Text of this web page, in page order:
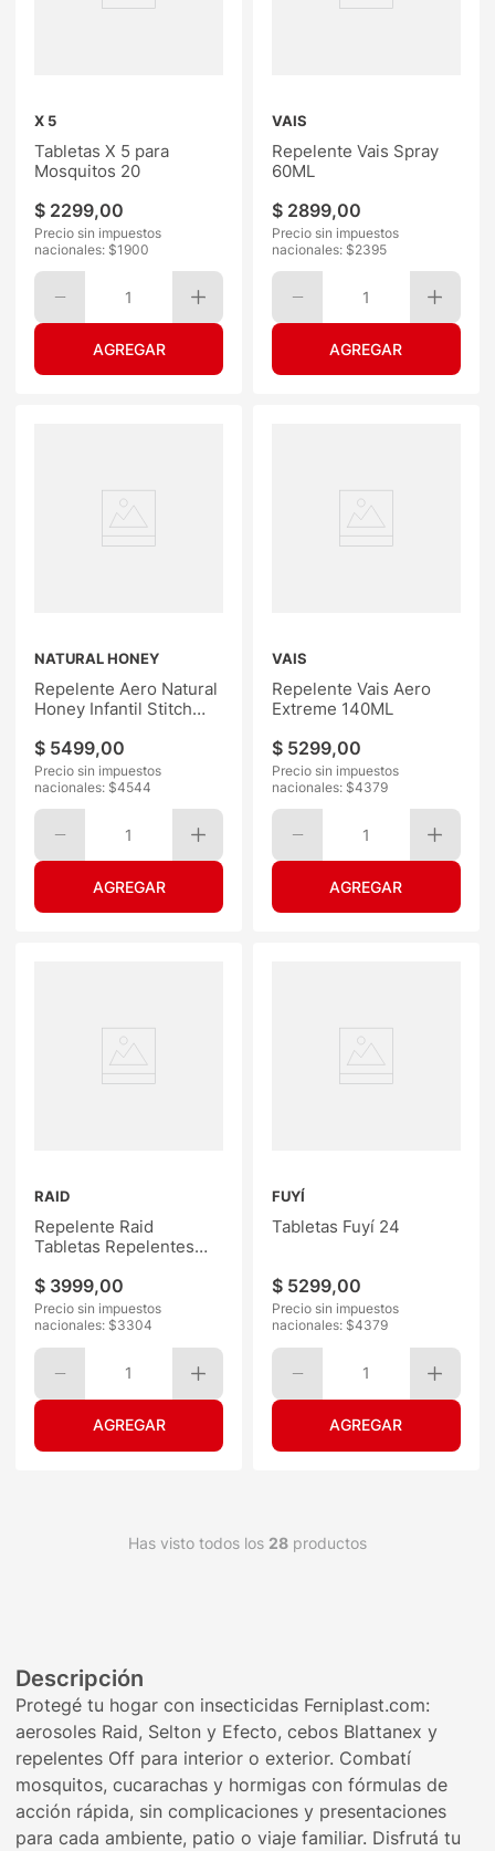
X 5
Tabletas X 5 para
Mosquitos 20
$ 2299,00
Precio sin impuestos
nacionales: $1900
1
VAIS
Repelente Vais Spray
60ML
$ 2899,00
Precio sin impuestos
nacionales: $2395
1
NATURAL HONEY
Repelente Aero Natural
Honey Infantil Stitch
$ 5499,00
Precio sin impuestos
nacionales: $4544
1
VAIS
Repelente Vais Aero
Extreme 140ML
$ 5299,00
Precio sin impuestos
nacionales: $4379
1
RAID
Repelente Raid
Tabletas Repelentes
$ 3999,00
Precio sin impuestos
nacionales: $3304
1
FUYÍ
Tabletas Fuyí 24
$ 5299,00
Precio sin impuestos
nacionales: $4379
1
Has visto todos los 28 productos
Descripción
Protegé tu hogar con insecticidas Ferniplast.com:
aerosoles Raid, Selton y Efecto, cebos Blattanex y
repelentes Off para interior o exterior. Combatí
mosquitos, cucarachas y hormigas con fórmulas de
acción rápida, sin complicaciones y presentaciones
para cada ambiente, patio o viaje familiar. Disfrutá tu